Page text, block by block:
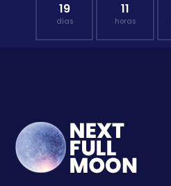
19
dias
11
horas